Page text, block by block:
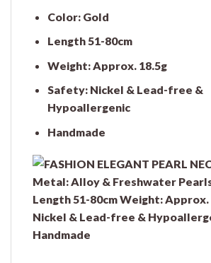
Color: Gold
Length 51-80cm
Weight: Approx. 18.5g
Safety: Nickel & Lead-free &
Hypoallergenic
Handmade